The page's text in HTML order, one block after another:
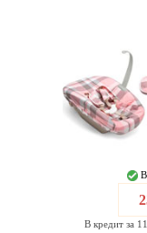
В кредит за